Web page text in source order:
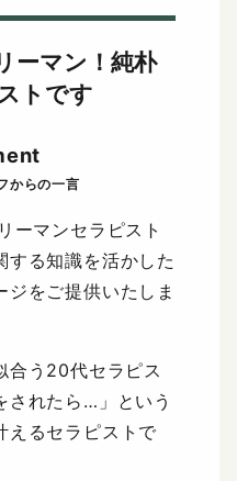
ーマン！ 純朴
トです
ーマンセラピスト
する知識を活かした
をご提供いたしま
合う20代セラピス
されたら…」という
えるセラピストで